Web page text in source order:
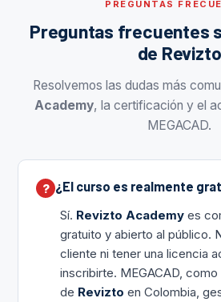
PREGUNTAS
Preguntas frecuentes
de Revizto
Resolvemos las dudas más
Academy, la certificación y el
MEGACAD.
¿El curso es realmente
Sí. Revizto Academy es
gratuito y abierto al público.
cliente ni tener una licencia
inscribirte. MEGACAD,
de Revizto en Colombia,